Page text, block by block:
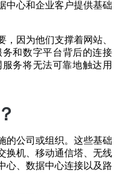
中心和企业客户提供基础
因为他们支撑着网站、
和数字平台背后的连接
务将无法可靠地触达用
的公司或组织。这些基础
换机、移动通信塔、无线
心、数据中心连接以及路